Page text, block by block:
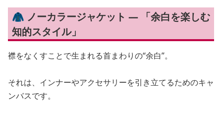
🧥 ノーカラージャケット — 「余白を楽しむ
知的スタイル」
襟をなくすことで生まれる首まわりの“余白”。
それは、インナーやアクセサリーを引き立てるためのキャ
ンバスです。